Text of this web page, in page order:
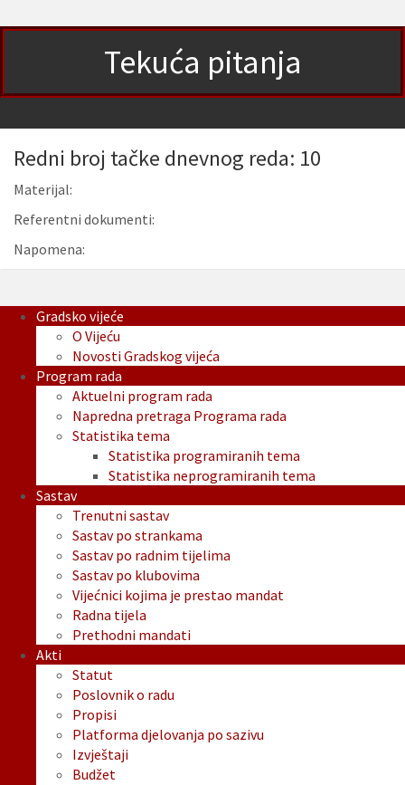
Tekuća pitanja
Redni broj tačke dnevnog reda: 10
Materijal:
Referentni dokumenti:
Napomena:
Gradsko vijeće
O Vijeću
Novosti Gradskog vijeća
Program rada
Aktuelni program rada
Napredna pretraga Programa rada
Statistika tema
Statistika programiranih tema
Statistika neprogramiranih tema
Sastav
Trenutni sastav
Sastav po strankama
Sastav po radnim tijelima
Sastav po klubovima
Vijećnici kojima je prestao mandat
Radna tijela
Prethodni mandati
Akti
Statut
Poslovnik o radu
Propisi
Platforma djelovanja po sazivu
Izvještaji
Budžet